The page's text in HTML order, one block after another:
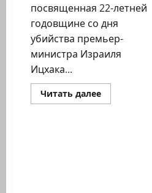
посвященная 22-летней
годовщине со дня
убийства премьер-
министра Израиля
Ицхака...
Читать далееПрочитать
больше
Новости на сайте (архив)